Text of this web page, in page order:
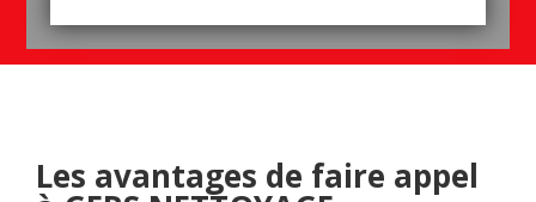
Les avantages de faire appel